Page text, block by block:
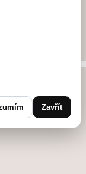
2
Pardubický kraj)
Zavřít